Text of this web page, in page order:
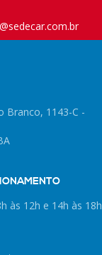
Branco, 1143-C -
às 12h e 14h às 18h